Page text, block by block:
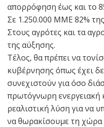
απορρόφηση έως και το
Σε 1.250.000 ΜΜΕ 82%
Στους αγρότες και τα
της αύξησης.
Τέλος, θα πρέπει να
κυβέρνησης όπως έχει
συνεχιστούν για όσο
πρωτόγνωρη ενεργειακή
ρεαλιστική λύση για να
να θωρακίσουμε τη